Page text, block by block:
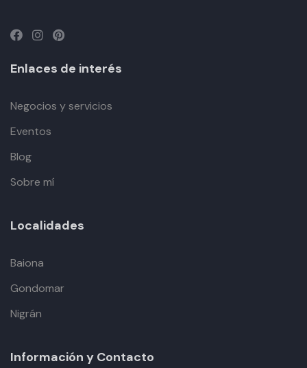
Enlaces de interés
Negocios y servicios
Eventos
Blog
Sobre mí
Localidades
Baiona
Gondomar
Nigrán
Información y Contacto